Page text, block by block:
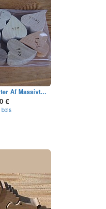
Af Massivt...
€